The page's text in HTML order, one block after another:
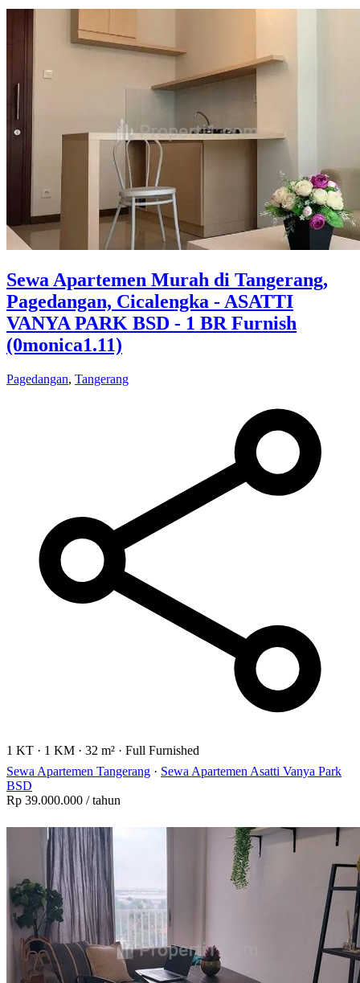
Sewa Apartemen Murah di Tangerang,
Pagedangan, Cicalengka - ASATTI
VANYA PARK BSD - 1 BR Furnish
(0monica1.11)
Pagedangan, Tangerang
1 KT · 1 KM · 32 m² · Full Furnished
Sewa Apartemen Tangerang · Sewa Apartemen Asatti Vanya Park
BSD
Rp 39.000.000 / tahun